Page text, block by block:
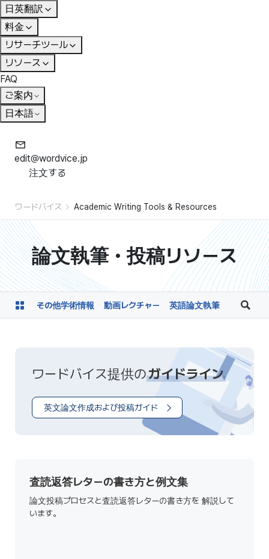
日英翻訳
料金
リサーチツール
リソース
FAQ
ご案内
日本語
edit@wordvice.jp
注文する
ワードバイス Academic Writing Tools & Resources
論文執筆・投稿リソース
その他学術情報 動画レクチャー 英語論文執筆 論文投稿
ワードバイス提供のガイドライン
英文論文作成および投稿ガイド
査読返答レターの書き方と例文集
論文投稿プロセスと査読返答レターの書き方を 解説して
います。